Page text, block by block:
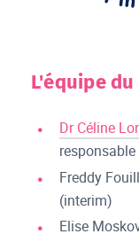
L'équipe du
Dr Céline
responsable
Freddy
(interim)
Elise